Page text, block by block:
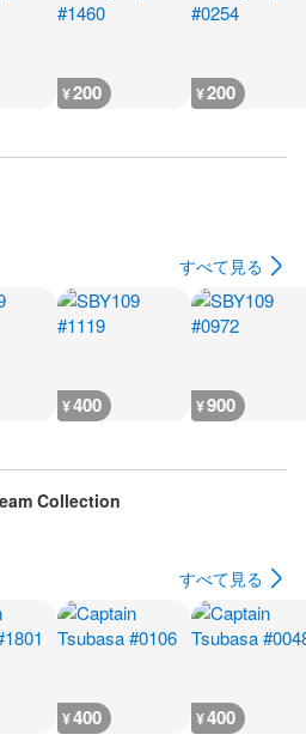
¥200 ¥200
すべて見る
¥400 ¥900
Collection
すべて見る
¥400 ¥400